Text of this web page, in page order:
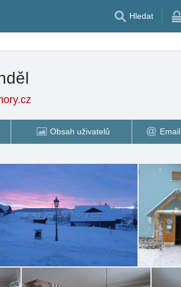
Hledat
Obsah uživatelů Email